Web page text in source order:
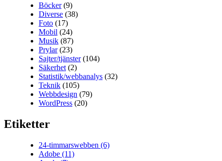
Böcker(9)
Diverse (38)
Foto (17)
Mobil (24)
Musik (87)
Prylar(23)
Sajter/tjänster(104)
Säkerhet(2)
Statistik/webbanalys (32)
Teknik (105)
Webbdesign (79)
WordPress (20)
Etiketter
24-timmarswebben (6)
Adobe (11)